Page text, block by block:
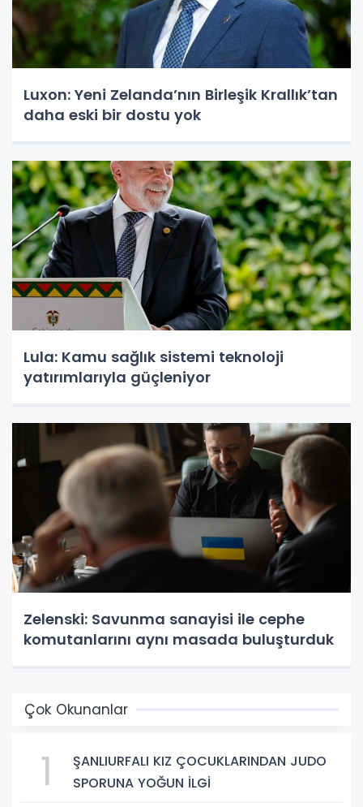
Luxon: Yeni Zelanda’nın Birleşik Krallık’tan
daha eski bir dostu yok
Lula: Kamu sağlık sistemi teknoloji
yatırımlarıyla güçleniyor
Zelenski: Savunma sanayisi ile cephe
komutanlarını aynı masada buluşturduk
Çok Okunanlar
1
ŞANLIURFALI KIZ ÇOCUKLARINDAN JUDO
SPORUNA YOĞUN İLGİ